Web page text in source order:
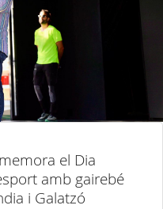
el Dia
amb gairebé
i Galatzó